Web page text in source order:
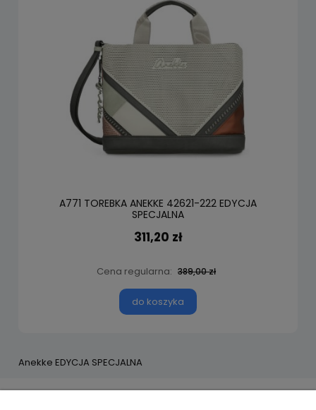
A771 TOREBKA ANEKKE 42621-222 EDYCJA
SPECJALNA
311,20 zł
Cena regularna: 389,00 zł
do koszyka
Anekke EDYCJA SPECJALNA